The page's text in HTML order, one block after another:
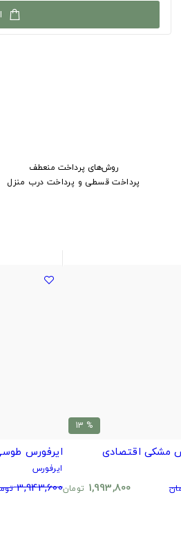
روش‌های پرداخت منعطف
پرداخت قسطی و پرداخت درب منزل
% 13
مشکی اقتصادی
1,993,800 تومان
ایرفورس
ایرفورس
3,943,600